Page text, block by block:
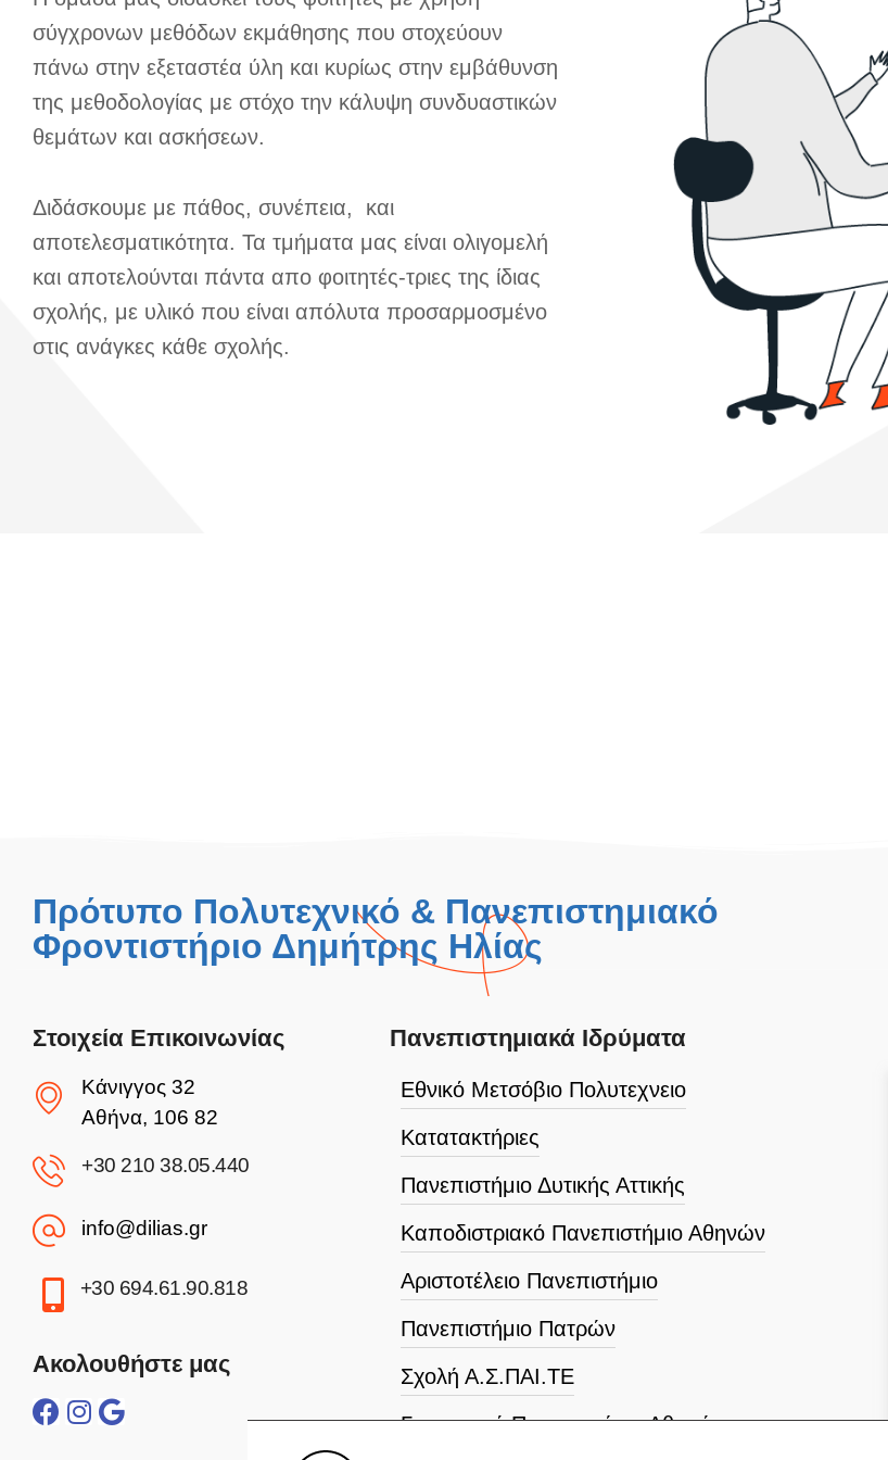
σύγχρονων μεθόδων εκμάθησης που στοχεύουν
πάνω στην εξεταστέα ύλη και κυρίως στην εμβάθυνση
της μεθοδολογίας με στόχο την κάλυψη συνδυαστικών
θεμάτων και ασκήσεων.
Διδάσκουμε με πάθος, συνέπεια, και
αποτελεσματικότητα. Τα τμήματα μας είναι ολιγομελή
και αποτελούνται πάντα απο φοιτητές-τριες της ίδιας
σχολής, με υλικό που είναι απόλυτα προσαρμοσμένο
στις ανάγκες κάθε σχολής.
Πρότυπο Πολυτεχνικό & Πανεπιστημιακό
Φροντιστήριο Δημήτρης Ηλίας
Στοιχεία Επικοινωνίας
Κάνιγγος 32
Αθήνα, 106 82
+30 210 38.05.440
info@dilias.gr
+30 694.61.90.818
Ακολουθήστε μας
Πανεπιστημιακά Ιδρύματα
Εθνικό Μετσόβιο Πολυτεχνειο
Κατατακτήριες
Πανεπιστήμιο Δυτικής Αττικής
Καποδιστριακό Πανεπιστήμιο Αθηνών
Αριστοτέλειο Πανεπιστήμιο
Πανεπιστήμιο Πατρών
Σχολή Α.Σ.ΠΑΙ.ΤΕ
Γεωπονικό Πανεπιστήμιο Αθηνών